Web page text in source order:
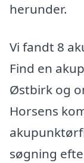
herunder.
Vi fandt 8
Find en
Østbirk og
Horsens
søgning